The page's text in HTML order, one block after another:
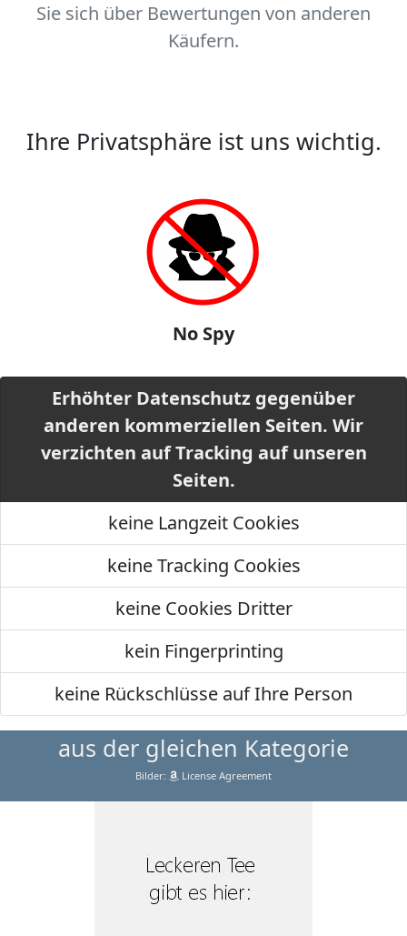
Sie sich über Bewertungen von anderen
Käufern.
Ihre Privatsphäre ist uns wichtig.
No Spy
Erhöhter Datenschutz gegenüber
anderen kommerziellen Seiten. Wir
verzichten auf Tracking auf unseren
Seiten.
keine Langzeit Cookies
keine Tracking Cookies
keine Cookies Dritter
kein Fingerprinting
keine Rückschlüsse auf Ihre Person
aus der gleichen Kategorie
Bilder: License Agreement